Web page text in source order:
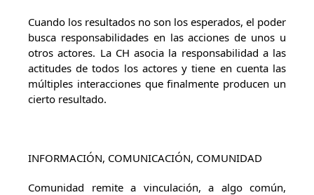
Cuando los resultados no son los esperados, el poder
busca responsabilidades en las acciones de unos u
otros actores. La CH asocia la responsabilidad a las
actitudes de todos los actores y tiene en cuenta las
múltiples interacciones que finalmente producen un
cierto resultado.
INFORMACIÓN, COMUNICACIÓN, COMUNIDAD
Comunidad remite a vinculación, a algo común,